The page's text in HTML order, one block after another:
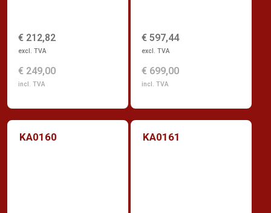
€ 212,82
excl. TVA
€ 249,00
incl. TVA
€ 597,44
excl. TVA
€ 699,00
incl. TVA
KA0160 KA0161